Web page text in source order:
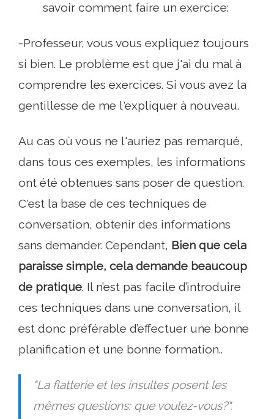
savoir comment faire un exercice:
-Professeur, vous vous expliquez toujours
si bien. Le problème est que j'ai du mal à
comprendre les exercices. Si vous avez la
gentillesse de me l'expliquer à nouveau.
Au cas où vous ne l'auriez pas remarqué,
dans tous ces exemples, les informations
ont été obtenues sans poser de question.
C'est la base de ces techniques de
conversation, obtenir des informations
sans demander. Cependant, Bien que cela
paraisse simple, cela demande beaucoup
de pratique. Il n’est pas facile d’introduire
ces techniques dans une conversation, il
est donc préférable d’effectuer une bonne
planification et une bonne formation..
"La flatterie et les insultes posent les
mêmes questions: que voulez-vous?".